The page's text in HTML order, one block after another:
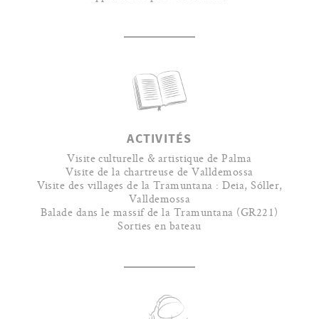
ACTIVITÉS
Visite culturelle & artistique de Palma
Visite de la chartreuse de Valldemossa
Visite des villages de la Tramuntana : Deia, Sóller,
Valldemossa
Balade dans le massif de la Tramuntana (GR221)
Sorties en bateau